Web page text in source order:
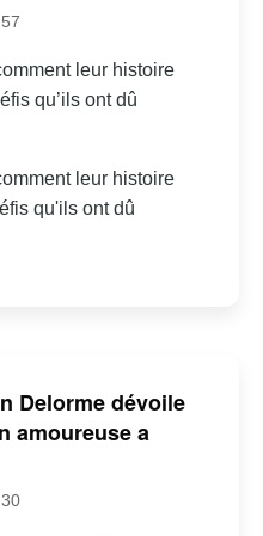
leur histoire
qu’ils ont dû
leur histoire
qu'ils ont dû
Delorme dévoile
amoureuse a